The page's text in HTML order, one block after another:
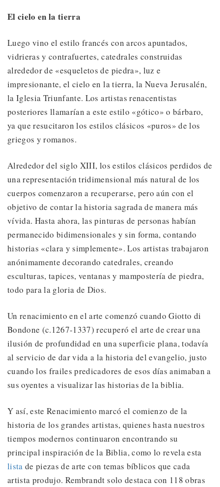
El cielo en la tierra
Luego vino el estilo francés con arcos apuntados,
vidrieras y contrafuertes, catedrales construidas
alrededor de «esqueletos de piedra», luz e
impresionante, el cielo en la tierra, la Nueva Jerusalén,
la Iglesia Triunfante. Los artistas renacentistas
posteriores llamarían a este estilo «gótico» o bárbaro,
ya que resucitaron los estilos clásicos «puros» de los
griegos y romanos.
Alrededor del siglo XIII, los estilos clásicos perdidos de
una representación tridimensional más natural de los
cuerpos comenzaron a recuperarse, pero aún con el
objetivo de contar la historia sagrada de manera más
vívida. Hasta ahora, las pinturas de personas habían
permanecido bidimensionales y sin forma, contando
historias «clara y simplemente». Los artistas trabajaron
anónimamente decorando catedrales, creando
esculturas, tapices, ventanas y mampostería de piedra,
todo para la gloria de Dios.
Un renacimiento en el arte comenzó cuando Giotto di
Bondone (c.1267-1337) recuperó el arte de crear una
ilusión de profundidad en una superficie plana, todavía
al servicio de dar vida a la historia del evangelio, justo
cuando los frailes predicadores de esos días animaban a
sus oyentes a visualizar las historias de la biblia.
Y así, este Renacimiento marcó el comienzo de la
historia de los grandes artistas, quienes hasta nuestros
tiempos modernos continuaron encontrando su
principal inspiración de la Biblia, como lo revela esta
lista de piezas de arte con temas bíblicos que cada
artista produjo. Rembrandt solo destaca con 118 obras